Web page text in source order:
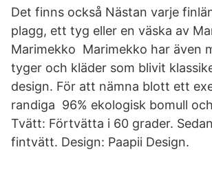
Det finns också Nästan varje
plagg, ett tyg eller en väska av
Marimekko Marimekko har även
tyger och kläder som blivit
design. För att nämna blott ett
randiga 96% ekologisk bomull
Tvätt: Förtvätta i 60 grader.
fintvätt. Design: Paapii Design.